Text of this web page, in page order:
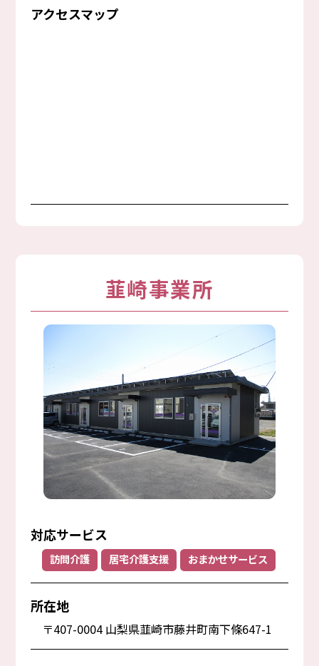
アクセスマップ
韮崎事業所
対応サービス
訪問介護 居宅介護支援 おまかせサービス
所在地
〒407-0004 山梨県韮崎市藤井町南下條647-1